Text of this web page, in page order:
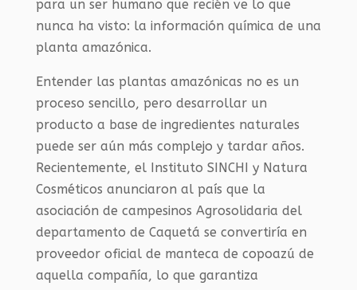
para un ser humano que recién ve lo que
nunca ha visto: la información química de una
planta amazónica.
Entender las plantas amazónicas no es un
proceso sencillo, pero desarrollar un
producto a base de ingredientes naturales
puede ser aún más complejo y tardar años.
Recientemente, el Instituto SINCHI y Natura
Cosméticos anunciaron al país que la
asociación de campesinos Agrosolidaria del
departamento de Caquetá se convertiría en
proveedor oficial de manteca de copoazú de
aquella compañía, lo que garantiza